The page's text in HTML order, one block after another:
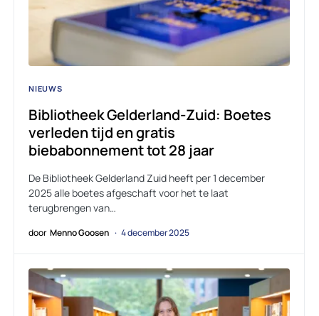
NIEUWS
Bibliotheek Gelderland-Zuid: Boetes
verleden tijd en gratis
biebabonnement tot 28 jaar
De Bibliotheek Gelderland Zuid heeft per 1 december
2025 alle boetes afgeschaft voor het te laat
terugbrengen van…
door Menno Goosen 4 december 2025